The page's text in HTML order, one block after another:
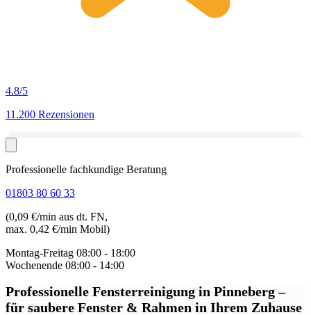
4.8/5
11.200 Rezensionen
Professionelle fachkundige Beratung
01803 80 60 33
(0,09 €/min aus dt. FN,
max. 0,42 €/min Mobil)
Montag-Freitag 08:00 - 18:00
Wochenende 08:00 - 14:00
Professionelle Fensterreinigung in Pinneberg–
für saubere Fenster & Rahmen in Ihrem Zuhause